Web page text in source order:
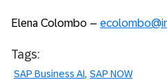
Elena Colombo –
Tags:
SAP Business AI SAP NOW